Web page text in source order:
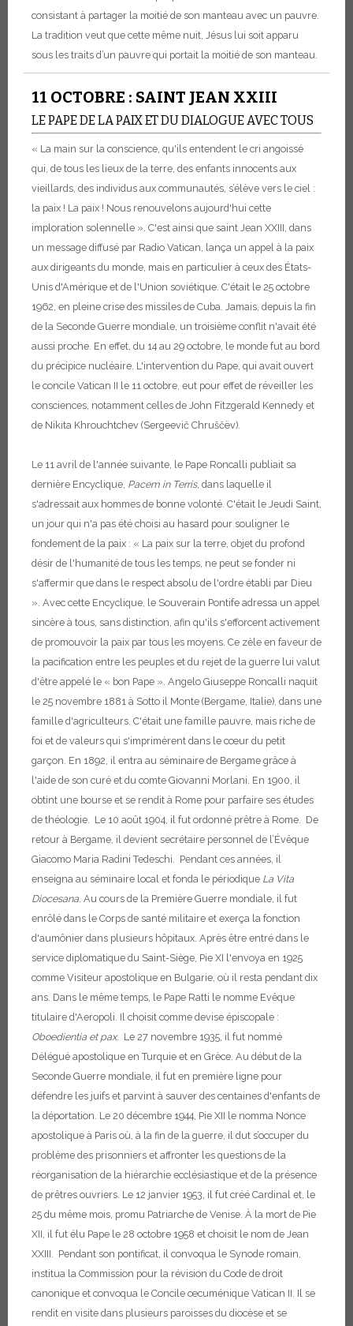
consistant à partager la moitié de son manteau avec un pauvre.
La tradition veut que cette même nuit, Jésus lui soit apparu
sous les traits d’un pauvre qui portait la moitié de son manteau.
11 OCTOBRE : SAINT JEAN XXIII
LE PAPE DE LA PAIX ET DU DIALOGUE AVEC TOUS
« La main sur la conscience, qu'ils entendent le cri angoissé
qui, de tous les lieux de la terre, des enfants innocents aux
vieillards, des individus aux communautés, s’élève vers le ciel :
la paix ! La paix ! Nous renouvelons aujourd'hui cette
imploration solennelle ». C'est ainsi que saint Jean XXIII, dans
un message diffusé par Radio Vatican, lança un appel à la paix
aux dirigeants du monde, mais en particulier à ceux des États-
Unis d'Amérique et de l'Union soviétique. C'était le 25 octobre
1962, en pleine crise des missiles de Cuba. Jamais, depuis la fin
de la Seconde Guerre mondiale, un troisième conflit n'avait été
aussi proche. En effet, du 14 au 29 octobre, le monde fut au bord
du précipice nucléaire. L'intervention du Pape, qui avait ouvert
le concile Vatican II le 11 octobre, eut pour effet de réveiller les
consciences, notamment celles de John Fitzgerald Kennedy et
de Nikita Khrouchtchev (Sergeevič Chruščëv).
Le 11 avril de l'année suivante, le Pape Roncalli publiait sa
dernière Encyclique, Pacem in Terris, dans laquelle il
s'adressait aux hommes de bonne volonté. C'était le Jeudi Saint,
un jour qui n'a pas été choisi au hasard pour souligner le
fondement de la paix : « La paix sur la terre, objet du profond
désir de l'humanité de tous les temps, ne peut se fonder ni
s'affermir que dans le respect absolu de l'ordre établi par Dieu
». Avec cette Encyclique, le Souverain Pontife adressa un appel
sincère à tous, sans distinction, afin qu'ils s'efforcent activement
de promouvoir la paix par tous les moyens. Ce zèle en faveur de
la pacification entre les peuples et du rejet de la guerre lui valut
d'être appelé le « bon Pape ». Angelo Giuseppe Roncalli naquit
le 25 novembre 1881 à Sotto il Monte (Bergame, Italie), dans une
famille d'agriculteurs. C'était une famille pauvre, mais riche de
foi et de valeurs qui s'imprimèrent dans le cœur du petit
garçon. En 1892, il entra au séminaire de Bergame grâce à
l'aide de son curé et du comte Giovanni Morlani. En 1900, il
obtint une bourse et se rendit à Rome pour parfaire ses études
de théologie. Le 10 août 1904, il fut ordonné prêtre à Rome. De
retour à Bergame, il devient secrétaire personnel de l’Évêque
Giacomo Maria Radini Tedeschi. Pendant ces années, il
enseigna au séminaire local et fonda le périodique La Vita
Diocesana. Au cours de la Première Guerre mondiale, il fut
enrôlé dans le Corps de santé militaire et exerça la fonction
d'aumônier dans plusieurs hôpitaux. Après être entré dans le
service diplomatique du Saint-Siège, Pie XI l'envoya en 1925
comme Visiteur apostolique en Bulgarie, où il resta pendant dix
ans. Dans le même temps, le Pape Ratti le nomme Evêque
titulaire d'Aeropoli. Il choisit comme devise épiscopale :
Oboedientia et pax. Le 27 novembre 1935, il fut nommé
Délégué apostolique en Turquie et en Grèce. Au début de la
Seconde Guerre mondiale, il fut en première ligne pour
défendre les juifs et parvint à sauver des centaines d'enfants de
la déportation. Le 20 décembre 1944, Pie XII le nomma Nonce
apostolique à Paris où, à la fin de la guerre, il dut s’occuper du
problème des prisonniers et affronter les questions de la
réorganisation de la hiérarchie ecclésiastique et de la présence
de prêtres ouvriers. Le 12 janvier 1953, il fut créé Cardinal et, le
25 du même mois, promu Patriarche de Venise. À la mort de Pie
XII, il fut élu Pape le 28 octobre 1958 et choisit le nom de Jean
XXIII. Pendant son pontificat, il convoqua le Synode romain,
institua la Commission pour la révision du Code de droit
canonique et convoqua le Concile œcuménique Vatican II. Il se
rendit en visite dans plusieurs paroisses du diocèse et se